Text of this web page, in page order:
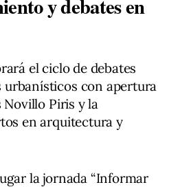
y debates en
el ciclo de debates
urbanísticos con apertura
Piris y la
en arquitectura y
la jornada “Informar